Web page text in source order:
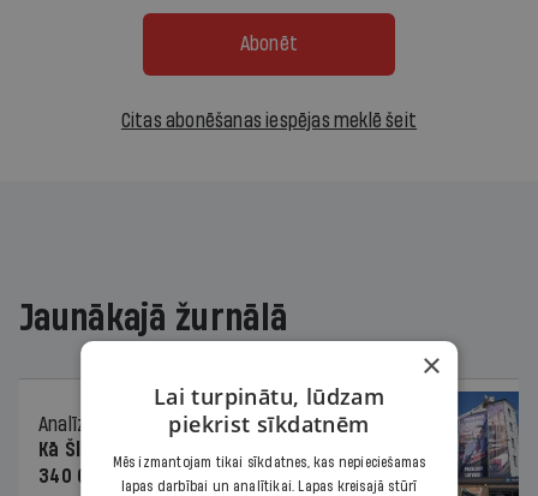
Abonēt
Citas abonēšanas iespējas meklē šeit
Jaunākajā žurnālā
Analīze
06.08.2026.
Kā Šlesera partija palika nesodīta par
340 000 vērtu reklāmas kampaņu
×
Lai turpinātu, lūdzam
piekrist sīkdatnēm
Mēs izmantojam tikai sīkdatnes, kas nepieciešamas
lapas darbībai un analītikai. Lapas kreisajā stūrī